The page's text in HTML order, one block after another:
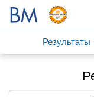
Результаты